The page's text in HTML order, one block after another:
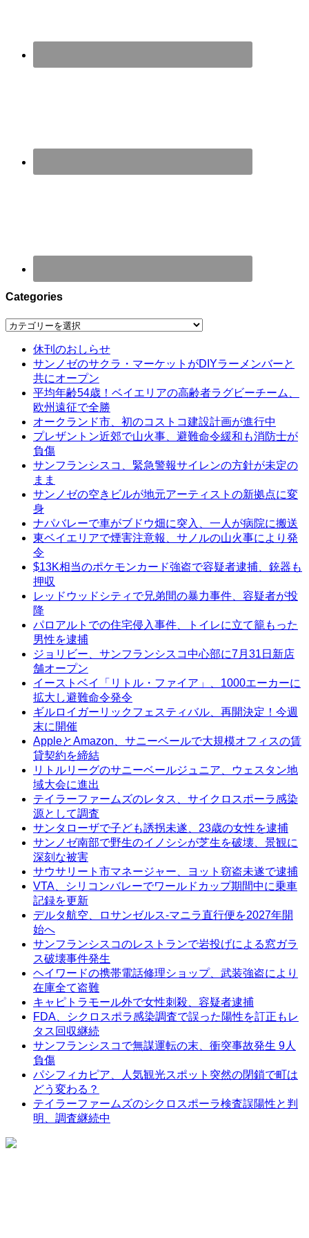
Categories
Categories
休刊のおしらせ
サンノゼのサクラ・マーケットがDIYラーメンバーと
共にオープン
平均年齢54歳！ベイエリアの高齢者ラグビーチーム、
欧州遠征で全勝
オークランド市、初のコストコ建設計画が進行中
プレザントン近郊で山火事、避難命令緩和も消防士が
負傷
サンフランシスコ、緊急警報サイレンの方針が未定の
まま
サンノゼの空きビルが地元アーティストの新拠点に変
身
ナパバレーで車がブドウ畑に突入、一人が病院に搬送
東ベイエリアで煙害注意報、サノルの山火事により発
令
$13K相当のポケモンカード強盗で容疑者逮捕、銃器も
押収
レッドウッドシティで兄弟間の暴力事件、容疑者が投
降
パロアルトでの住宅侵入事件、トイレに立て籠もった
男性を逮捕
ジョリビー、サンフランシスコ中心部に7月31日新店
舗オープン
イーストベイ「リトル・ファイア」、1000エーカーに
拡大し避難命令発令
ギルロイガーリックフェスティバル、再開決定！今週
末に開催
AppleとAmazon、サニーベールで大規模オフィスの賃
貸契約を締結
リトルリーグのサニーベールジュニア、ウェスタン地
域大会に進出
テイラーファームズのレタス、サイクロスポーラ感染
源として調査
サンタローザで子ども誘拐未遂、23歳の女性を逮捕
サンノゼ南部で野生のイノシシが芝生を破壊、景観に
深刻な被害
サウサリート市マネージャー、ヨット窃盗未遂で逮捕
VTA、シリコンバレーでワールドカップ期間中に乗車
記録を更新
デルタ航空、ロサンゼルス-マニラ直行便を2027年開
始へ
サンフランシスコのレストランで岩投げによる窓ガラ
ス破壊事件発生
ヘイワードの携帯電話修理ショップ、武装強盗により
在庫全て盗難
キャピトラモール外で女性刺殺、容疑者逮捕
FDA、シクロスポラ感染調査で誤った陽性を訂正もレ
タス回収継続
サンフランシスコで無謀運転の末、衝突事故発生 9人
負傷
パシフィカピア、人気観光スポット突然の閉鎖で町は
どう変わる？
テイラーファームズのシクロスポーラ検査誤陽性と判
明、調査継続中